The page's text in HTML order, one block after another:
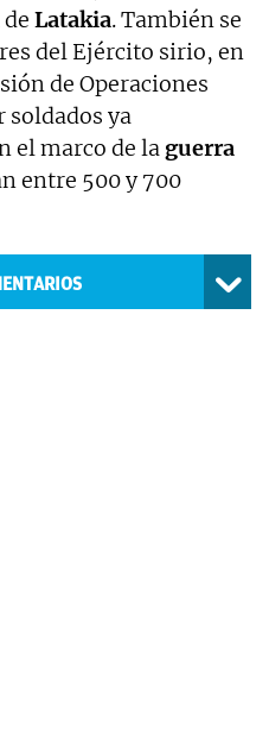
de Latakia. También se
del Ejército sirio, en
de Operaciones
soldados ya
el marco de la guerra
entre 500 y 700